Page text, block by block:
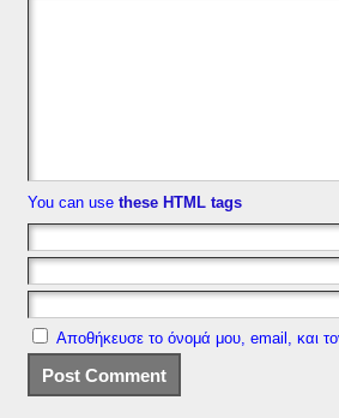
You can use these HTML tags
Αποθήκευσε το όνομά μου, email, και